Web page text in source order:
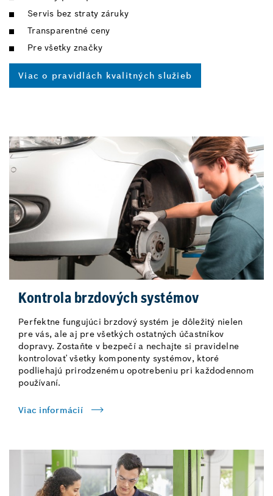
Servis bez straty záruky
Transparentné ceny
Pre všetky značky
Viac o pravidlách kvalitných služieb
Kontrola brzdových systémov
Perfektne fungujúci brzdový systém je dôležitý nielen
pre vás, ale aj pre všetkých ostatných účastníkov
dopravy. Zostaňte v bezpečí a nechajte si pravidelne
kontrolovať všetky komponenty systémov, ktoré
podliehajú prirodzenému opotrebeniu pri každodennom
používaní.
Viac informácií